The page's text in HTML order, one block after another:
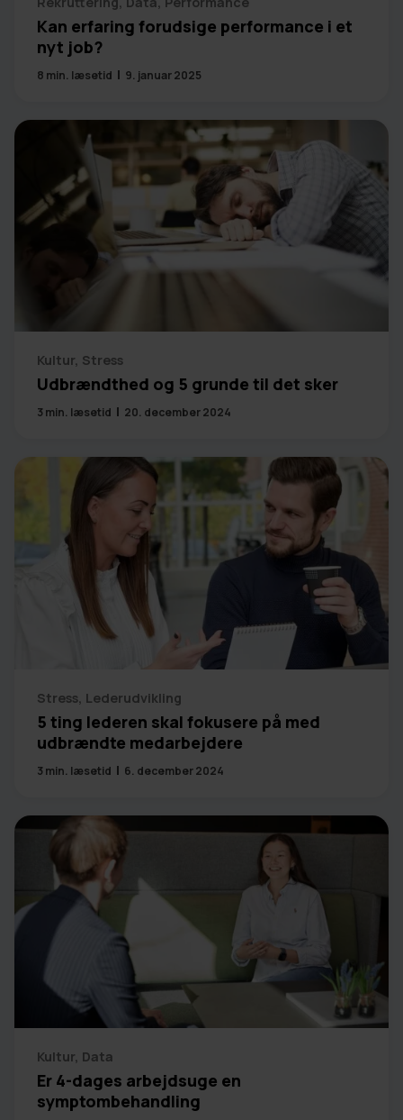
Kan erfaring forudsige performance i et
nyt job?
8 min. læsetid 9. januar 2025
Kultur, Stress
Udbrændthed og 5 grunde til det sker
3min. læsetid 20. december 2024
Stress, Lederudvikling
5 ting lederen skal fokusere på med
udbrændte medarbejdere
3min. læsetid 6. december 2024
Kultur, Data
Er 4-dages arbejdsuge en
symptombehandling